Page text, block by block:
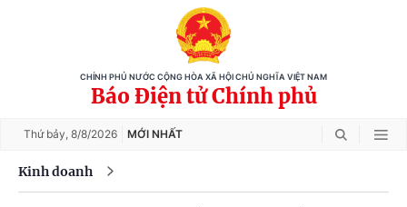
CHÍNH PHỦ NƯỚC CỘNG HÒA XÃ HỘI CHỦ NGHĨA VIỆT NAM
Báo Điện tử Chính phủ
Thứ bảy, 8/8/2026 MỚI NHẤT
Kinh doanh